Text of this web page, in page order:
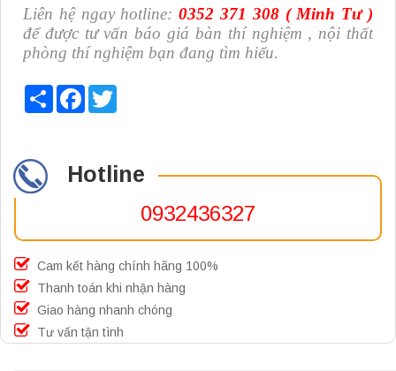
Liên hệ ngay hotline:0352 371 308 ( Minh Tư )
để được tư vấn báo giá bàn thí nghiệm , nội thất
phòng thí nghiệm bạn đang tìm hiểu.
Share Facebook
Hotline
0932436327
Cam kết hàng chính hãng 100%
Thanh toán khi nhận hàng
Giao hàng nhanh chóng
Tư vấn tận tình